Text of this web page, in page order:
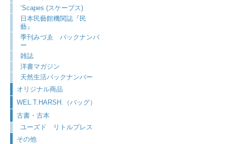
‘Scapes (スケープス)
日本民藝館機関誌『民
藝』
季刊みづゑ バックナンバ
ー
雑誌
洋書マガジン
天然生活バックナンバー
オリジナル商品
WEL.T.HARSH.（バッグ）
古書・古本
ユーズド リトルプレス
その他